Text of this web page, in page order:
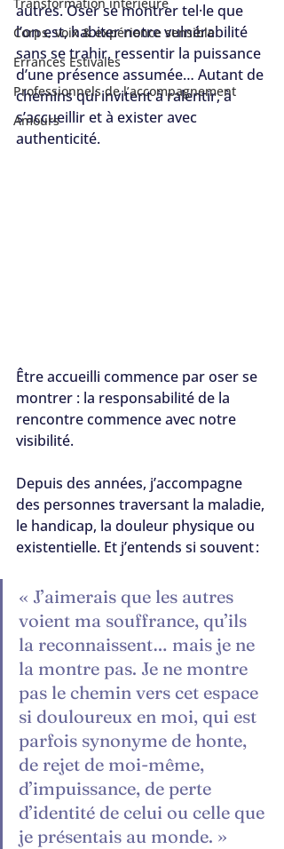
Corps, voix & expérience sensible
Errances Estivales
Professionnels de l’accompagnement
Amours
autres. Oser se montrer tel·le que
l’on est, habiter notre vulnérabilité
sans se trahir, ressentir la puissance
d’une présence assumée… Autant de
chemins qui invitent à ralentir, à
s’accueillir et à exister avec
authenticité.
Être accueilli commence par oser se
montrer : la responsabilité de la
rencontre commence avec notre
visibilité.
Depuis des années, j’accompagne
des personnes traversant la maladie,
le handicap, la douleur physique ou
existentielle. Et j’entends si souvent :
« J’aimerais que les autres
voient ma souffrance, qu’ils
la reconnaissent… mais je ne
la montre pas. Je ne montre
pas le chemin vers cet espace
si douloureux en moi, qui est
parfois synonyme de honte,
de rejet de moi-même,
d’impuissance, de perte
d’identité de celui ou celle que
je présentais au monde. »